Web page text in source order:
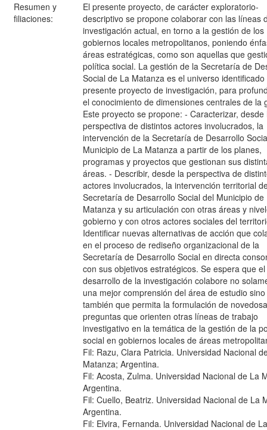
Resumen y
filiaciones:
El presente proyecto, de carácter exploratorio-
descriptivo se propone colaborar con las líneas
investigación actual, en torno a la gestión de los
gobiernos locales metropolitanos, poniendo
áreas estratégicas, como son aquellas que
política social. La gestión de la Secretaría de
Social de La Matanza es el universo
presente proyecto de investigación, para
el conocimiento de dimensiones centrales de la
Este proyecto se propone: - Caracterizar, desde
perspectiva de distintos actores involucrados, la
intervención de la Secretaría de Desarrollo
Municipio de La Matanza a partir de los planes,
programas y proyectos que gestionan sus
áreas. - Describir, desde la perspectiva de
actores involucrados, la intervención territorial
Secretaría de Desarrollo Social del Municipio de
Matanza y su articulación con otras áreas y
gobierno y con otros actores sociales del
Identificar nuevas alternativas de acción que
en el proceso de rediseño organizacional de la
Secretaría de Desarrollo Social en directa
con sus objetivos estratégicos. Se espera que el
desarrollo de la investigación colabore no
una mejor comprensión del área de estudio sino
también que permita la formulación de
preguntas que orienten otras líneas de trabajo
investigativo en la temática de la gestión de la
social en gobiernos locales de áreas
Fil: Razu, Clara Patricia. Universidad Nacional
Matanza; Argentina.
Fil: Acosta, Zulma. Universidad Nacional de La
Argentina.
Fil: Cuello, Beatriz. Universidad Nacional de La
Argentina.
Fil: Elvira, Fernanda. Universidad Nacional de La